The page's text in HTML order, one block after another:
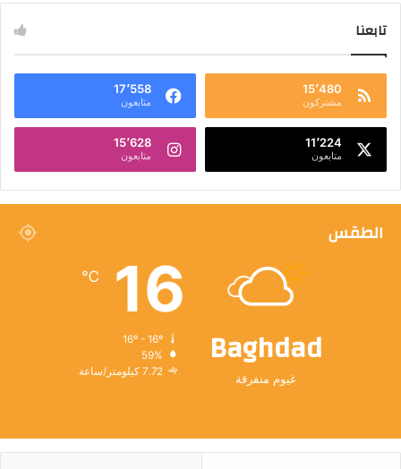
تابعنا
15٬480
مشتركون
17٬558
متابعون
11٬224
متابعون
15٬628
متابعون
الطقس
Baghdad
غيوم متفرقة
16
℃
59%
7.72 كيلومتر/ساعة